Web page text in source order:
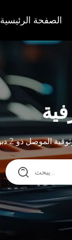
الصفحة الرئيسية
الموصل ذو 2 دبوس